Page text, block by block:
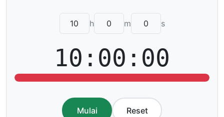
h m s
10:00:00
Mulai Reset